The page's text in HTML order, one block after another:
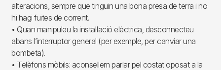
alteracions, sempre que tinguin una bona presa de terra i no
hi hagi fuites de corrent.
• Quan manipuleu la instal·lació elèctrica, desconnecteu
abans l’interruptor general (per exemple, per canviar una
bombeta).
• Telèfons mòbils: aconsellem parlar pel costat oposat a la